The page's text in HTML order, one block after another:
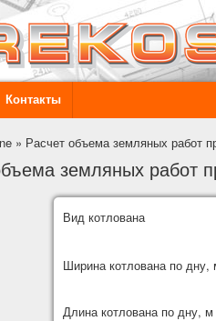
Контакты
» Расчет объема земляных работ
земляных работ
Вид котлована
Ширина котлована по дну,
Длина котлована по дну, м